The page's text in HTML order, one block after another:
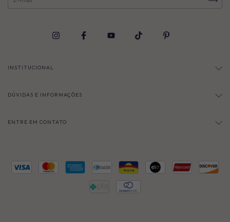
INSTITUCIONAL
DÚVIDAS E INFORMAÇÕES
ENTRE EM CONTATO